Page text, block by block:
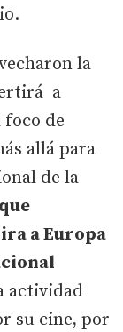
la
a
de
allá para
de la
a Europa
actividad
su cine, por